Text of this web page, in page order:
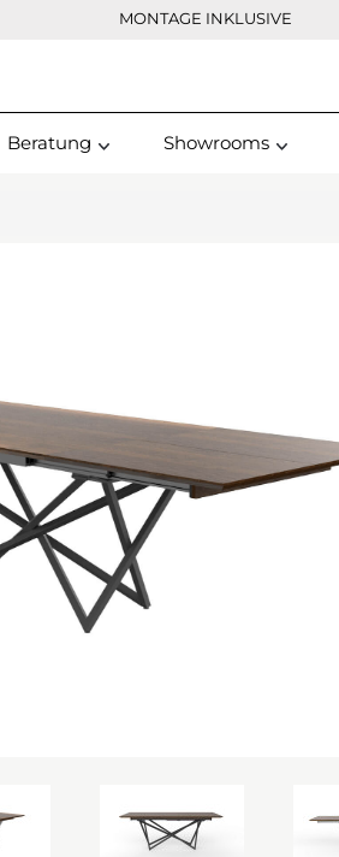
MONTAGE INKLUSIVE
Beratung Showrooms